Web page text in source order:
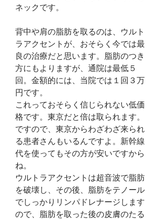
ネックです。
背中や肩の脂肪を取るのは、ウルト
ラアクセントが、おそらく今では最
良の治療だと思います。脂肪のつき
方にもよりますが、通院は最低５
回。金額的には、当院では１回３万
円です。
これっておそらく信じられない低価
格です。東京だと倍は取られます。
ですので、東京からわざわざ来られ
る患者さんもいるんですよ。新幹線
代を使ってもその方が安いですから
ね。
ウルトラアクセントは超音波で脂肪
を破壊し、その後、脂肪をテノール
でしっかりリンパドレナージします
ので、脂肪を取った後の皮膚のたる